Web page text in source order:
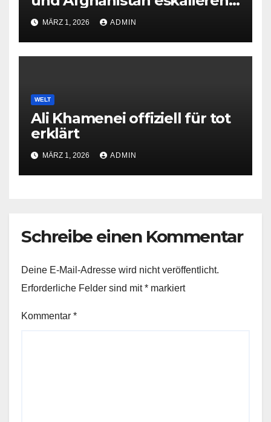
erneut
MÄRZ 1, 2026 ADMIN
WELT
Ali Khamenei offiziell für tot
erklärt
MÄRZ 1, 2026 ADMIN
Schreibe einen Kommentar
Deine E-Mail-Adresse wird nicht veröffentlicht.
Erforderliche Felder sind mit* markiert
Kommentar *